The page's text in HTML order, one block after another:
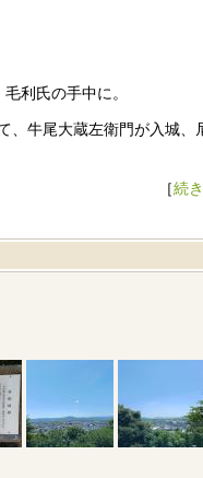
利氏の手中に。
、牛尾大蔵左衛門が入城、
［続